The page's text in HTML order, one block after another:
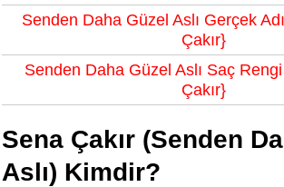
Senden Daha Güzel Aslı Gerçek
Çakır}
Senden Daha Güzel Aslı Saç
Çakır}
Sena Çakır (Senden
Aslı) Kimdir?